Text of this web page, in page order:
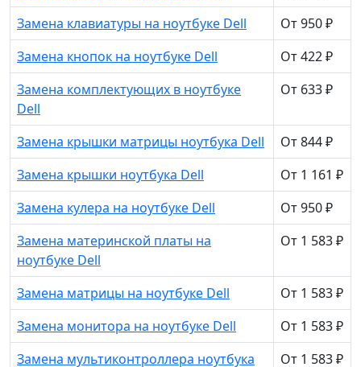
Замена клавиатуры на ноутбуке Dell
От 950 ₽
Замена кнопок на ноутбуке Dell
От 422 ₽
Замена комплектующих в ноутбуке
Dell
От 633 ₽
Замена крышки матрицы ноутбука Dell
От 844 ₽
Замена крышки ноутбука Dell
От 1 161 ₽
Замена кулера на ноутбуке Dell
От 950 ₽
Замена материнской платы на
ноутбуке Dell
От 1 583 ₽
Замена матрицы на ноутбуке Dell
От 1 583 ₽
Замена монитора на ноутбуке Dell
От 1 583 ₽
Замена мультиконтроллера ноутбука
От 1 583 ₽